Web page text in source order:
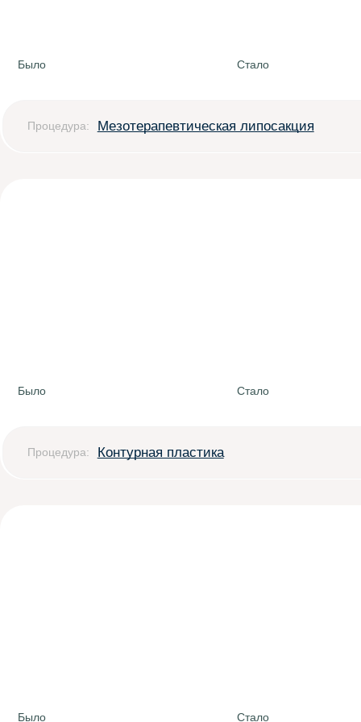
Было Стало
Процедура: Мезотерапевтическая липосакция
Было Стало
Процедура: Контурная пластика
Было Стало